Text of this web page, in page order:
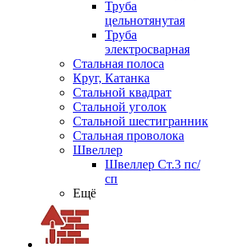
Труба
цельнотянутая
Труба
электросварная
Стальная полоса
Круг, Катанка
Стальной квадрат
Стальной уголок
Стальной шестигранник
Стальная проволока
Швеллер
Швеллер Ст.3 пс/
сп
Ещё